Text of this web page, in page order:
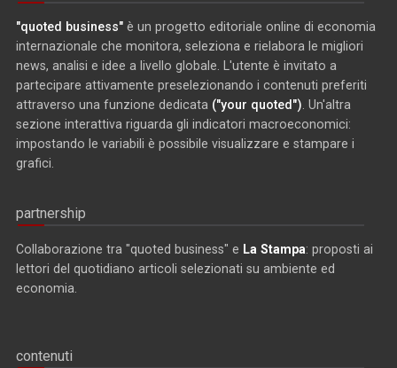
"quoted business" è un progetto editoriale online di economia
internazionale che monitora, seleziona e rielabora le migliori
news, analisi e idee a livello globale. L'utente è invitato a
partecipare attivamente preselezionando i contenuti preferiti
attraverso una funzione dedicata ("your quoted") . Un'altra
sezione interattiva riguarda gli indicatori macroeconomici:
impostando le variabili è possibile visualizzare e stampare i
grafici.
partnership
Collaborazione tra "quoted business" e La Stampa: proposti ai
lettori del quotidiano articoli selezionati su ambiente ed
economia.
contenuti